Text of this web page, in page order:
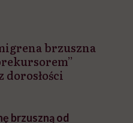
brzuszna
brzuszną od